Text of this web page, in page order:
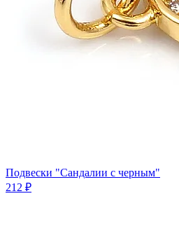
Подвески "Сандалии с черным"
212 ₽